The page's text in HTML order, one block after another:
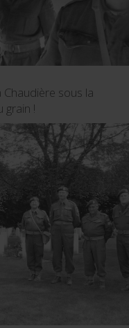
sous la
grain !